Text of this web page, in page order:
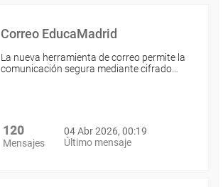
Correo EducaMadrid
La nueva herramienta de correo permite la
comunicación segura mediante cifrado…
120
Mensajes
04 Abr 2026, 00:19
Último mensaje